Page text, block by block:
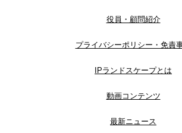
役員・顧問紹介
プライバシーポリシー・免責
IPランドスケープとは
動画コンテンツ
最新ニュース